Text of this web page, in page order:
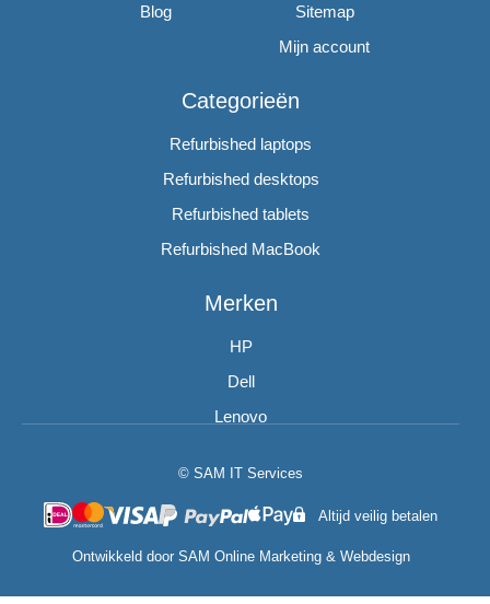
Blog
Sitemap
Mijn account
Categorieën
Refurbished laptops
Refurbished desktops
Refurbished tablets
Refurbished MacBook
Merken
HP
Dell
Lenovo
© SAM IT Services
Altijd veilig betalen
Ontwikkeld door SAM Online Marketing& Webdesign